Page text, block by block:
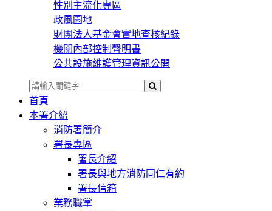
性別主流化專區
政風園地
財團法人基金會實地查核紀錄
機關內部控制聲明書
公共設施維護管理資訊公開
首頁
本署介紹
消防署簡介
署長專區
署長介紹
署長與地方消防同仁有約
署長信箱
業務職掌